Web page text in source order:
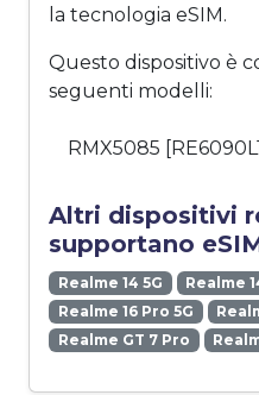
la tecnologia eSIM.
Questo dispositivo è
seguenti modelli:
RMX5085
Altri dispositivi
supportano
Realme 14 5G
Realme
Realme 16 Pro 5G
Realme GT 7 Pro